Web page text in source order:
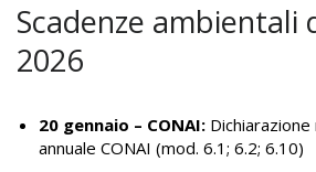
Scadenze ambientali
2026
20 gennaio – CONAI:
annuale CONAI (mod. 6.1; 6.2; 6.10)